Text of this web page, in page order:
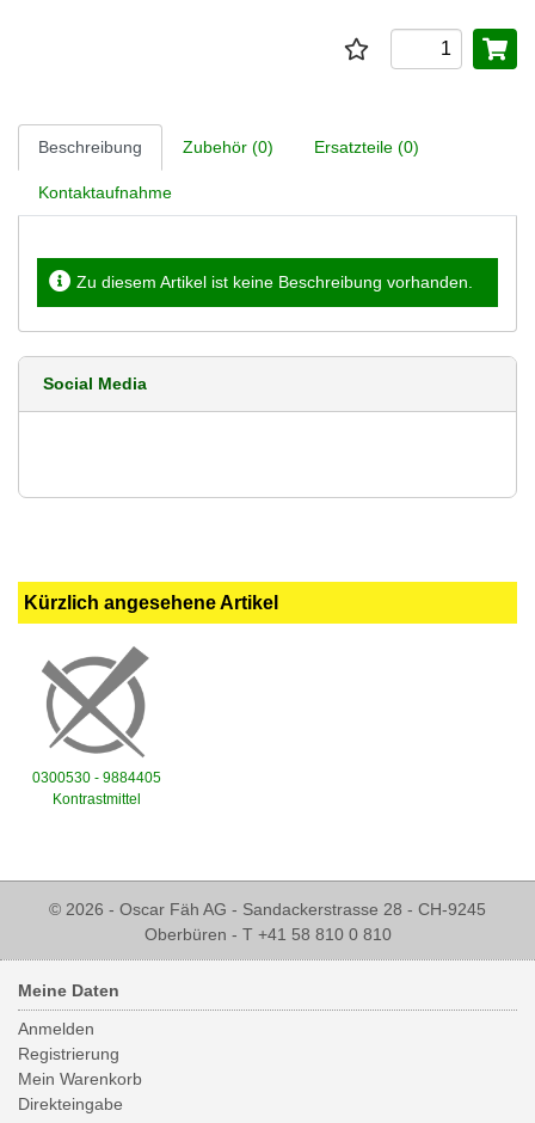
Beschreibung Zubehör (0) Ersatzteile (0)
Kontaktaufnahme
Zu diesem Artikel ist keine Beschreibung vorhanden.
Social Media
Kürzlich angesehene Artikel
0300530 - 9884405
Kontrastmittel
© 2026 - Oscar Fäh AG - Sandackerstrasse 28 - CH-9245
Oberbüren - T +41 58 810 0 810
Meine Daten
Anmelden
Registrierung
Mein Warenkorb
Direkteingabe